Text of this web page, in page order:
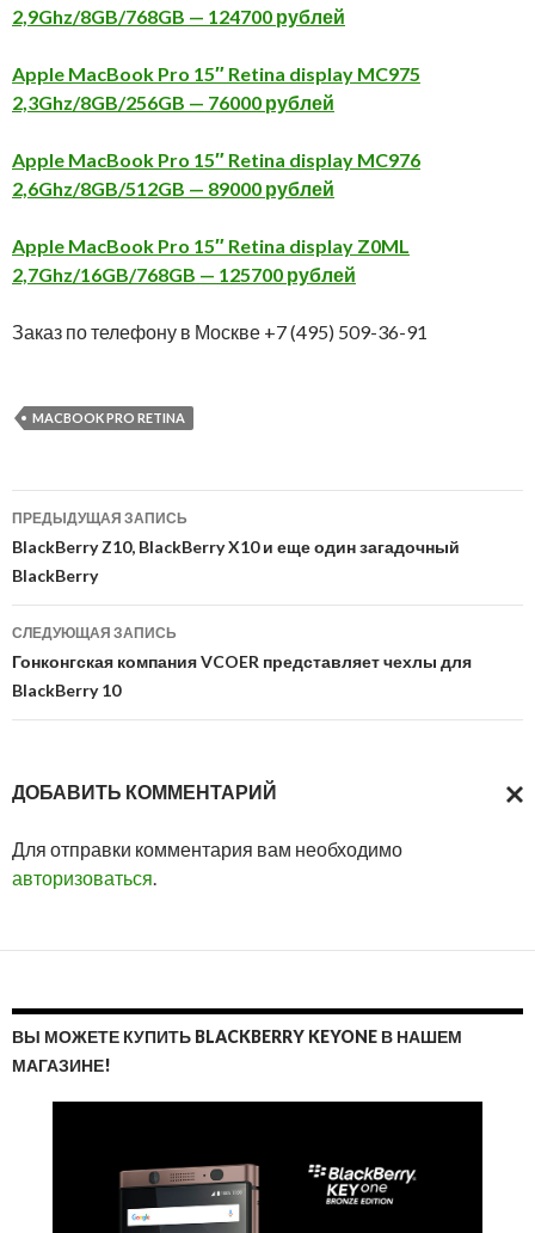
2,9Ghz/8GB/768GB — 124700 рублей
Apple MacBook Pro 15″ Retina display MC975
2,3Ghz/8GB/256GB — 76000 рублей
Apple MacBook Pro 15″ Retina display MC976
2,6Ghz/8GB/512GB — 89000 рублей
Apple MacBook Pro 15″ Retina display Z0ML
2,7Ghz/16GB/768GB — 125700 рублей
Заказ по телефону в Москве +7 (495) 509-36-91
MACBOOK PRO RETINA
Навигация
по
записям
ПРЕДЫДУЩАЯ ЗАПИСЬ
BlackBerry Z10, BlackBerry X10 и еще один загадочный
BlackBerry
СЛЕДУЮЩАЯ ЗАПИСЬ
Гонконгская компания VCOER представляет чехлы для
BlackBerry 10
ДОБАВИТЬ КОММЕНТАРИЙ
Для отправки комментария вам необходимо
авторизоваться
ВЫ МОЖЕТЕ КУПИТЬ BLACKBERRY KEYONE В НАШЕМ
МАГАЗИНЕ!